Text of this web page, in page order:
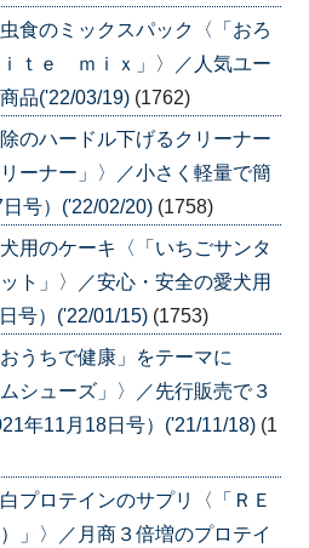
食のミックスパック〈「おろ
ｔｅ ｍｉｘ」〉／人気ユー
品('22/03/19) (1762)
のハードル下げるクリーナー
ーナー」〉／小さく軽量で簡
号）('22/02/20) (1758)
用のケーキ〈「いちごサンタ
ト」〉／安心・安全の愛犬用
号）('22/01/15) (1753)
うちで健康」をテーマに
シューズ」〉／先行販売で３
年11月18日号）('21/11/18) (1
プロテインのサプリ〈「ＲＥ
」〉／月商３倍増のプロテイ